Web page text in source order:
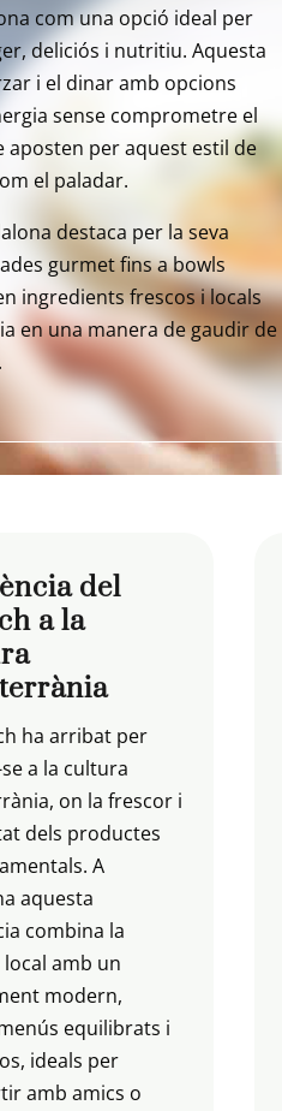
com una opció ideal per
deliciós i nutritiu. Aquesta
i el dinar amb opcions
sense comprometre el
aposten per aquest estil de
el paladar.
destaca per la seva
gurmet fins a bowls
ingredients frescos i locals
en una manera de gaudir de
del
a la
ha arribat per
a la cultura
on la frescor i
dels productes
A
aquesta
combina la
amb un
modern,
equilibrats i
ideals per
amb amics o